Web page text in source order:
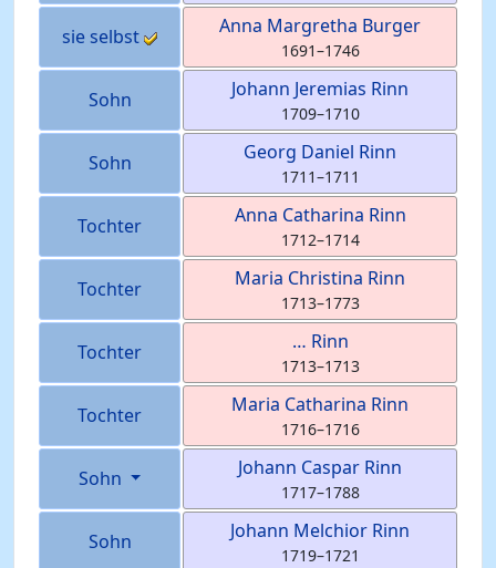
sie selbst Anna Margretha Burger
1691–1746
Sohn Johann Jeremias Rinn
1709–1710
Sohn Georg Daniel Rinn
1711–1711
Tochter Anna Catharina Rinn
1712–1714
Tochter Maria Christina Rinn
1713–1773
Tochter … Rinn
1713–1713
Tochter Maria Catharina Rinn
1716–1716
Sohn Johann Caspar Rinn
1717–1788
Sohn Johann Melchior Rinn
1719–1721